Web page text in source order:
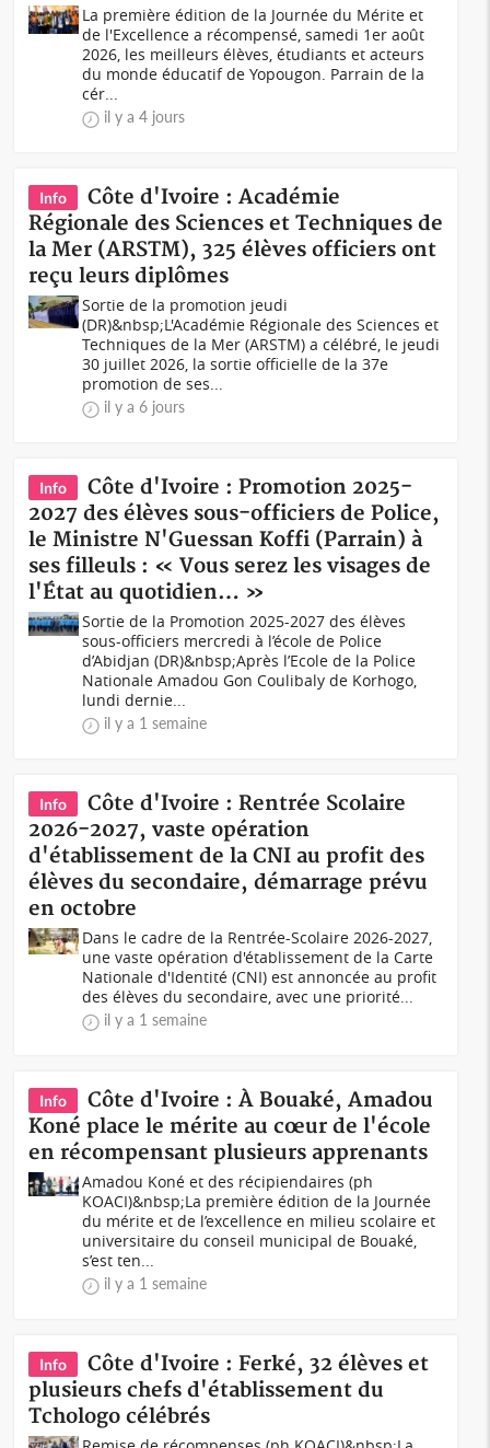
La première édition de la Journée du Mérite et
de l'Excellence a récompensé, samedi 1er août
2026, les meilleurs élèves, étudiants et acteurs
du monde éducatif de Yopougon. Parrain de la
cér...
il y a 4 jours
Info
Côte d'Ivoire : Académie
Régionale des Sciences et Techniques de
la Mer (ARSTM), 325 élèves officiers ont
reçu leurs diplômes
Sortie de la promotion jeudi
(DR)&nbsp;L'Académie Régionale des Sciences et
Techniques de la Mer (ARSTM) a célébré, le jeudi
30 juillet 2026, la sortie officielle de la 37e
promotion de ses...
il y a 6 jours
Info
Côte d'Ivoire : Promotion 2025-
2027 des élèves sous-officiers de Police,
le Ministre N'Guessan Koffi (Parrain) à
ses filleuls : « Vous serez les visages de
l'État au quotidien… »
Sortie de la Promotion 2025-2027 des élèves
sous-officiers mercredi à l’école de Police
d’Abidjan (DR)&nbsp;Après l’Ecole de la Police
Nationale Amadou Gon Coulibaly de Korhogo,
lundi dernie...
il y a 1 semaine
Info
Côte d'Ivoire : Rentrée Scolaire
2026-2027, vaste opération
d'établissement de la CNI au profit des
élèves du secondaire, démarrage prévu
en octobre
Dans le cadre de la Rentrée-Scolaire 2026-2027,
une vaste opération d'établissement de la Carte
Nationale d'Identité (CNI) est annoncée au profit
des élèves du secondaire, avec une priorité...
il y a 1 semaine
Info
Côte d'Ivoire : À Bouaké, Amadou
Koné place le mérite au cœur de l'école
en récompensant plusieurs apprenants
Amadou Koné et des récipiendaires (ph
KOACI)&nbsp;La première édition de la Journée
du mérite et de l’excellence en milieu scolaire et
universitaire du conseil municipal de Bouaké,
s’est ten...
il y a 1 semaine
Info
Côte d'Ivoire : Ferké, 32 élèves et
plusieurs chefs d'établissement du
Tchologo célébrés